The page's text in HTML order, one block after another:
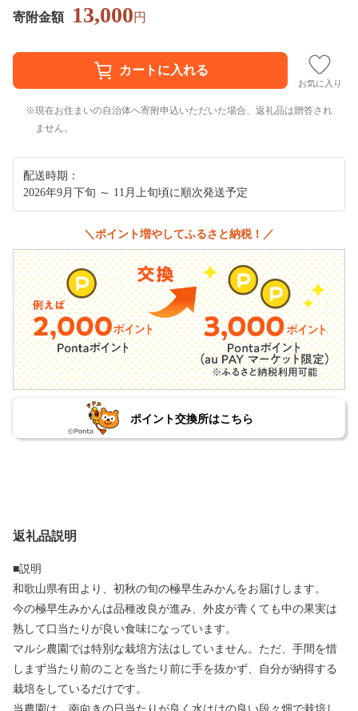
寄附金額 13,000円
お気に入り
現在お住まいの自治体へ寄附申込いただいた場合、返礼品は贈答され
ません。
配送時期：
2026年9月下旬 ～ 11月上旬頃に順次発送予定
＼ポイント増やしてふるさと納税！／
ポイント交換所はこちら
返礼品説明
■説明
和歌山県有田より、初秋の旬の極早生みかんをお届けします。
今の極早生みかんは品種改良が進み、外皮が青くても中の果実は
熟して口当たりが良い食味になっています。
マルシ農園では特別な栽培方法はしていません。ただ、手間を惜
しまず当たり前のことを当たり前に手を抜かず、自分が納得する
栽培をしているだけです。